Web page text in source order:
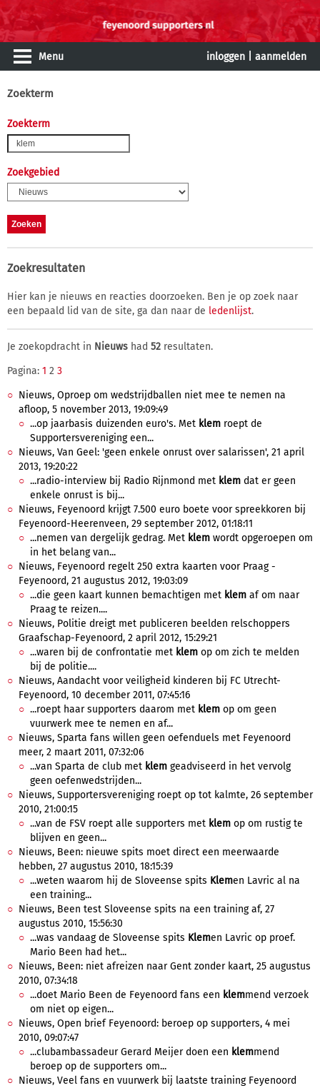
Menu inloggen aanmelden
Zoekterm
Zoekterm
Zoekgebied
Zoekresultaten
Hier kan je nieuws en reacties doorzoeken. Ben je op zoek naar
een bepaald lid van de site, ga dan naar de ledenlijst.
Je zoekopdracht in Nieuws had 52 resultaten.
Pagina: 1 2 3
Nieuws, Oproep om wedstrijdballen niet mee te nemen na
afloop, 5 november 2013, 19:09:49
...op jaarbasis duizenden euro's. Met klem roept de
Supportersvereniging een...
Nieuws, Van Geel: 'geen enkele onrust over salarissen', 21 april
2013, 19:20:22
...radio-interview bij Radio Rijnmond met klem dat er geen
enkele onrust is bij...
Nieuws, Feyenoord krijgt 7.500 euro boete voor spreekkoren bij
Feyenoord-Heerenveen, 29 september 2012, 01:18:11
...nemen van dergelijk gedrag. Met klem wordt opgeroepen om
in het belang van...
Nieuws, Feyenoord regelt 250 extra kaarten voor Praag -
Feyenoord, 21 augustus 2012, 19:03:09
...die geen kaart kunnen bemachtigen met klem af om naar
Praag te reizen....
Nieuws, Politie dreigt met publiceren beelden relschoppers
Graafschap-Feyenoord, 2 april 2012, 15:29:21
...waren bij de confrontatie met klem op om zich te melden
bij de politie....
Nieuws, Aandacht voor veiligheid kinderen bij FC Utrecht-
Feyenoord, 10 december 2011, 07:45:16
...roept haar supporters daarom met klem op om geen
vuurwerk mee te nemen en af...
Nieuws, Sparta fans willen geen oefenduels met Feyenoord
meer, 2 maart 2011, 07:32:06
...van Sparta de club met klem geadviseerd in het vervolg
geen oefenwedstrijden...
Nieuws, Supportersvereniging roept op tot kalmte, 26 september
2010, 21:00:15
...van de FSV roept alle supporters met klem op om rustig te
blijven en geen...
Nieuws, Been: nieuwe spits moet direct een meerwaarde
hebben, 27 augustus 2010, 18:15:39
...weten waarom hij de Sloveense spits Klemen Lavric al na
een training...
Nieuws, Been test Sloveense spits na een training af, 27
augustus 2010, 15:56:30
...was vandaag de Sloveense spits Klemen Lavric op proef.
Mario Been had het...
Nieuws, Been: niet afreizen naar Gent zonder kaart, 25 augustus
2010, 07:34:18
...doet Mario Been de Feyenoord fans een klemmend verzoek
om niet op eigen...
Nieuws, Open brief Feyenoord: beroep op supporters, 4 mei
2010, 09:07:47
...clubambassadeur Gerard Meijer doen een klemmend
beroep op de supporters om...
Nieuws, Veel fans en vuurwerk bij laatste training Feyenoord